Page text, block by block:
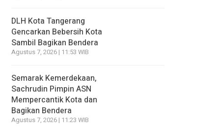
DLH Kota Tangerang
Gencarkan Bebersih Kota
Sambil Bagikan Bendera
Agustus 7, 2026 | 11:53 WIB
Semarak Kemerdekaan,
Sachrudin Pimpin ASN
Mempercantik Kota dan
Bagikan Bendera
Agustus 7, 2026 | 11:23 WIB